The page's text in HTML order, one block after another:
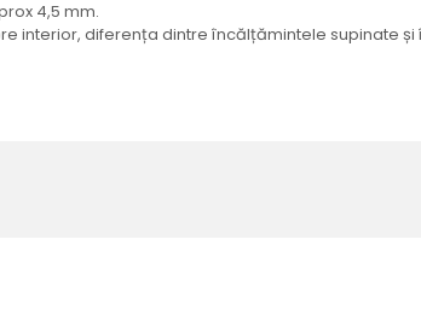
4,5 mm.
interior, diferența dintre încălțămintele supinate